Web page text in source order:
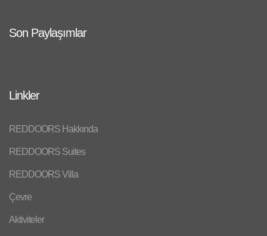
Son Paylaşımlar
Linkler
REDDOORS Hakkında
REDDOORS Suites
REDDOORS Villa
Çevre
Aktiviteler